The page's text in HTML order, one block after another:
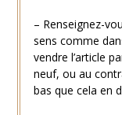
– Renseignez-
sens comme
vendre l’article
neuf, ou au
bas que cela en